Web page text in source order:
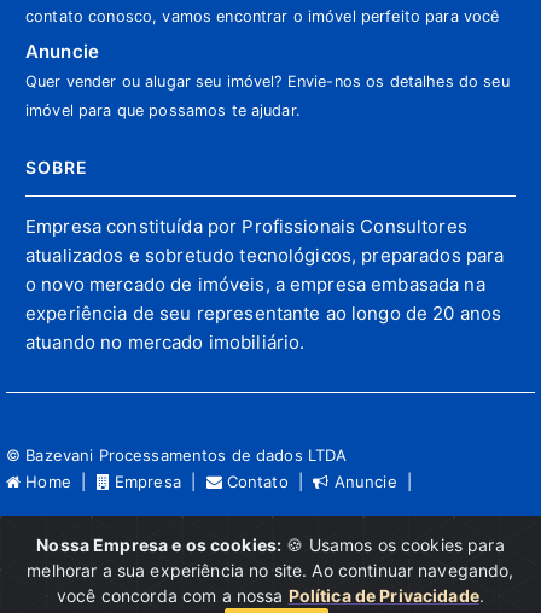
contato conosco, vamos encontrar o imóvel perfeito para você
Anuncie
Quer vender ou alugar seu imóvel? Envie-nos os detalhes do seu
imóvel para que possamos te ajudar.
SOBRE
Empresa constituída por Profissionais Consultores
atualizados e sobretudo tecnológicos, preparados para
o novo mercado de imóveis, a empresa embasada na
experiência de seu representante ao longo de 20 anos
atuando no mercado imobiliário.
© Bazevani Processamentos de dados LTDA
Home |
Empresa | Contato | Anuncie |
Reservamo-nos o direito de qualquer erro de digitação,
assim como o direito de alterar, a qualquer momento, sem
prévio aviso, os preços e informações anunciados.
Nossa Empresa e os cookies: 🍪 Usamos os cookies para
melhorar a sua experiência no site. Ao continuar navegando,
você concorda com a nossa Política de Privacidade.